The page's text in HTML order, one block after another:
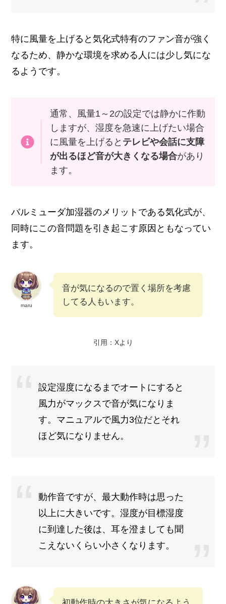
特に風量を上げると気化式特有のファン音が強く
なるため、静かな環境を求める人には少し気にな
るようです。
通常、風量1～2の設定では静かに作動
しますが、湿度を急速に上げたい場合
に風量を上げると テレビや会話に支障
が出るほど音が大きくなる場合があり
ます。
バルミューダ加湿器のメリットである気化式が、
同時にこの音問題を引き起こす原因ともなってい
ます。
maru
音が気になるので置く場所を考慮
してる人もいます。
引用：Xより
設定湿度になるまでオートにすると
風力がマックスで音が気になりま
す。マニュアルで風力3位だとそれ
ほど気になりません。
動作音ですが、最大動作時は思った
以上に大きいです。湿度が目標湿度
に到達した後は、耳を澄ましても聞
こえないくらい小さくなります。